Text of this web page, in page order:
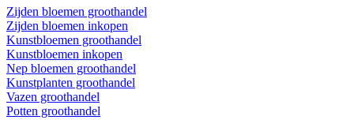
Zijden bloemen groothandel
Zijden bloemen inkopen
Kunstbloemen groothandel
Kunstbloemen inkopen
Nep bloemen groothandel
Kunstplanten groothandel
Vazen groothandel
Potten groothandel